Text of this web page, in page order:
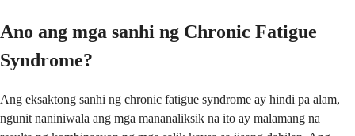
Ano ang mga sanhi ng Chronic Fatigue
Syndrome?
Ang eksaktong sanhi ng chronic fatigue syndrome ay hindi pa alam,
ngunit naniniwala ang mga mananaliksik na ito ay malamang na